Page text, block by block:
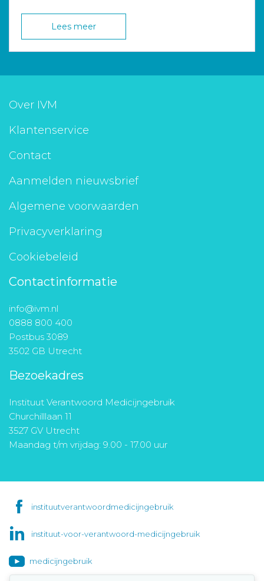
Lees meer
Over IVM
Klantenservice
Contact
Aanmelden nieuwsbrief
Algemene voorwaarden
Privacyverklaring
Cookiebeleid
Contactinformatie
info@ivm.nl
0888 800 400
Postbus 3089
3502 GB Utrecht
Bezoekadres
Instituut Verantwoord Medicijngebruik
Churchilllaan 11
3527 GV Utrecht
Maandag t/m vrijdag: 9.00 - 17.00 uur
instituutverantwoordmedicijngebruik
instituut-voor-verantwoord-medicijngebruik
medicijngebruik